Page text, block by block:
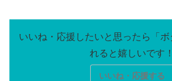
いいね・応援する